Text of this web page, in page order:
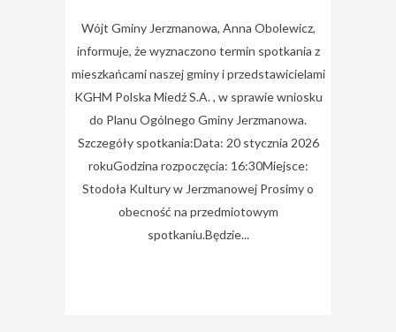
Wójt Gminy Jerzmanowa, Anna Obolewicz,
informuje, że wyznaczono termin spotkania z
mieszkańcami naszej gminy i przedstawicielami
KGHM Polska Miedź S.A. , w sprawie wniosku
do Planu Ogólnego Gminy Jerzmanowa.
Szczegóły spotkania:Data: 20 stycznia 2026
rokuGodzina rozpoczęcia: 16:30Miejsce:
Stodoła Kultury w Jerzmanowej Prosimy o
obecność na przedmiotowym
spotkaniu.Będzie...